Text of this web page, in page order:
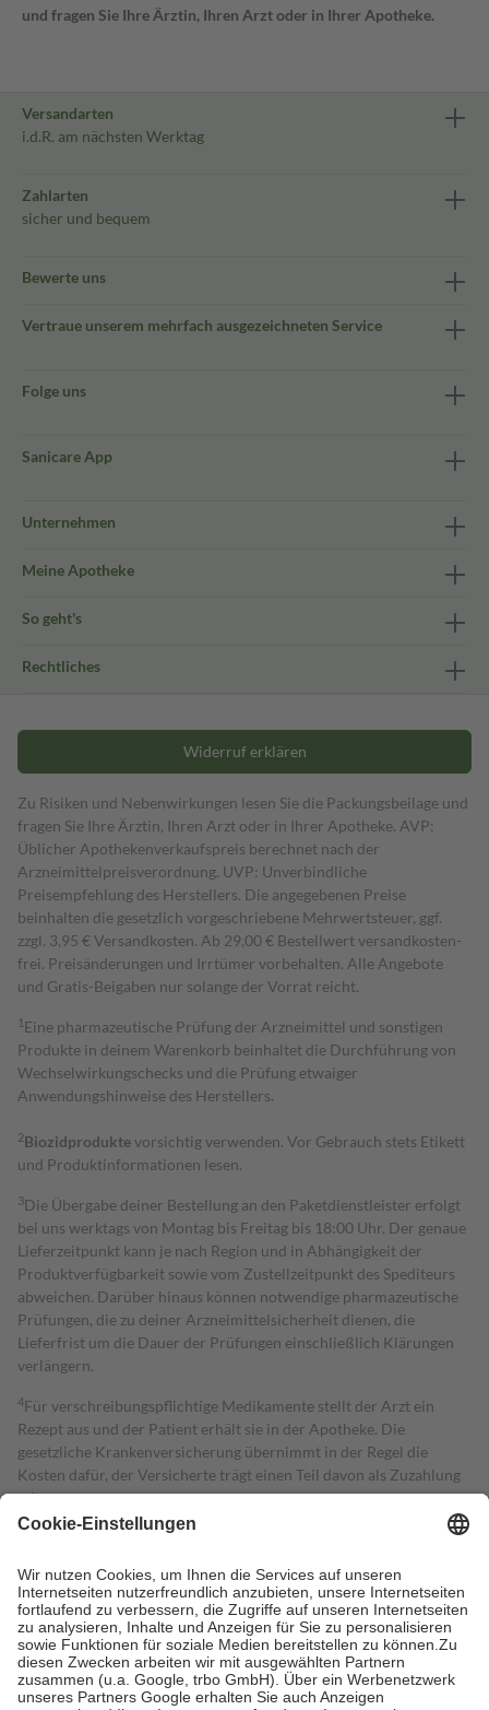
und fragen Sie Ihre Ärztin, Ihren Arzt oder in Ihrer Apotheke.
Versandarten
i.d.R. am nächsten Werktag
Zahlarten
sicher und bequem
Bewerte uns
Vertraue unserem mehrfach ausgezeichneten Service
Folge uns
Sanicare App
Unternehmen
Meine Apotheke
So geht's
Rechtliches
Widerruf erklären
Zu Risiken und Nebenwirkungen lesen Sie die Packungsbeilage und
fragen Sie Ihre Ärztin, Ihren Arzt oder in Ihrer Apotheke. AVP:
Üblicher Apothekenverkaufspreis berechnet nach der
Arzneimittelpreisverordnung. UVP: Unverbindliche
Preisempfehlung des Herstellers. Die angegebenen Preise
beinhalten die gesetzlich vorgeschriebene Mehrwertsteuer, ggf.
zzgl. 3,95 € Versandkosten. Ab 29,00 € Bestell­wert versand­kosten­
frei. Preisänderungen und Irrtümer vorbehalten. Alle Angebote
und Gratis-Beigaben nur solange der Vorrat reicht.
1 Eine pharmazeutische Prüfung der Arzneimittel und sonstigen
Produkte in deinem Warenkorb beinhaltet die Durchführung von
Wechselwirkungschecks und die Prüfung etwaiger
Anwendungshinweise des Herstellers.
2Biozidproduktevorsichtig verwenden. Vor Gebrauch stets Etikett
und Produktinformationen lesen.
3Die Übergabe deiner Bestellung an den Paketdienstleister erfolgt
bei uns werktags von Montag bis Freitag bis 18:00 Uhr. Der genaue
Lieferzeitpunkt kann je nach Region und in Abhängigkeit der
Produktverfügbarkeit sowie vom Zustellzeitpunkt des Spediteurs
abweichen. Darüber hinaus können notwendige pharmazeutische
Prüfungen, die zu deiner Arzneimittelsicherheit dienen, die
Lieferfrist um die Dauer der Prüfungen einschließlich Klärungen
verlängern.
4Für verschreibungspflichtige Medikamente stellt der Arzt ein
Rezept aus und der Patient erhält sie in der Apotheke. Die
gesetzliche Krankenversicherung übernimmt in der Regel die
Kosten dafür, der Versicherte trägt einen Teil davon als Zuzahlung
mit.
Grundsätzlich leisten Mitglieder Zuzahlungen in Höhe von zehn
höchstens zehn Euro.
Es sind jedoch nie mehr als die tatsächlichen
Kosten der Leistung zu entrichten.
Diese Regeln gelten grundsätzlich auch für Online-Apotheken.
Bei Heilmitteln und häuslicher Krankenpflege beträgt die
Zuzahlung zehn Prozent der Kosten sowie zehn Euro je
Verordnung.
Um das Engagement der Versicherten für ihre eigene Gesundheit zu